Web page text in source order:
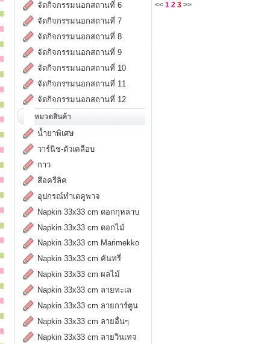
จัดกิจกรรมนอกสถานที่ 6
จัดกิจกรรมนอกสถานที่ 7
จัดกิจกรรมนอกสถานที่ 8
จัดกิจกรรมนอกสถานที่ 9
จัดกิจกรรมนอกสถานที่ 10
จัดกิจกรรมนอกสถานที่ 11
จัดกิจกรรมนอกสถานที่ 12
หมวดสินค้า
น้ำยาพิเศษ
วาร์นิช-ตัวเคลือบ
กาว
สีอครีลิค
อุปกรณ์ทำเดคูพาจ
Napkin 33x33 cm ดอกกุหลาบ
Napkin 33x33 cm ดอกไม้
Napkin 33x33 cm Marimekko
Napkin 33x33 cm คันทรี่
Napkin 33x33 cm ผลไม้
Napkin 33x33 cm ลายทะเล
Napkin 33x33 cm ลายการ์ตูน
Napkin 33x33 cm ลายอื่นๆ
Napkin 33x33 cm ลายวินเทจ
<< 1 2 3 >>